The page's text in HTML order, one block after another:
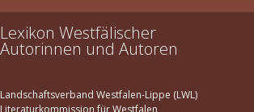
Lexikon Westfälischer
Autorinnen und Autoren
Landschaftsverband Westfalen-Lippe (LWL)
Literaturkommission für Westfalen